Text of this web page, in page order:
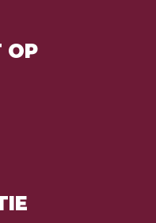
OP